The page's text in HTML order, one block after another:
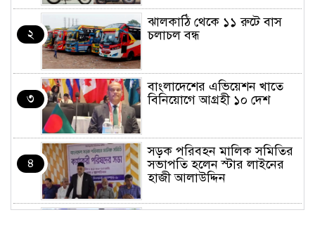
২
ঝালকাঠি থেকে ১১ রুটে বাস
চলাচল বন্ধ
৩
বাংলাদেশের এভিয়েশন খাতে
বিনিয়োগে আগ্রহী ১০ দেশ
৪
সড়ক পরিবহন মালিক সমিতির
সভাপতি হলেন স্টার লাইনের
হাজী আলাউদ্দিন